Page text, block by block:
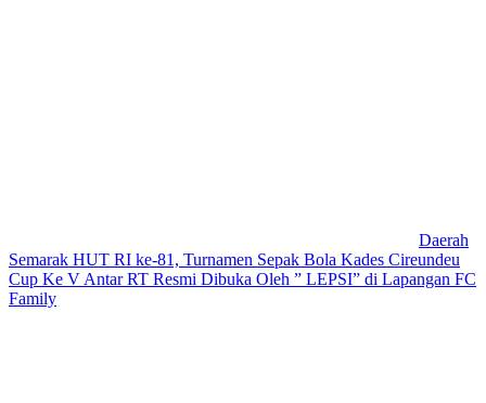
Daerah
Semarak HUT RI ke-81, Turnamen Sepak Bola Kades Cireundeu
Cup Ke V Antar RT Resmi Dibuka Oleh ” LEPSI” di Lapangan FC
Family